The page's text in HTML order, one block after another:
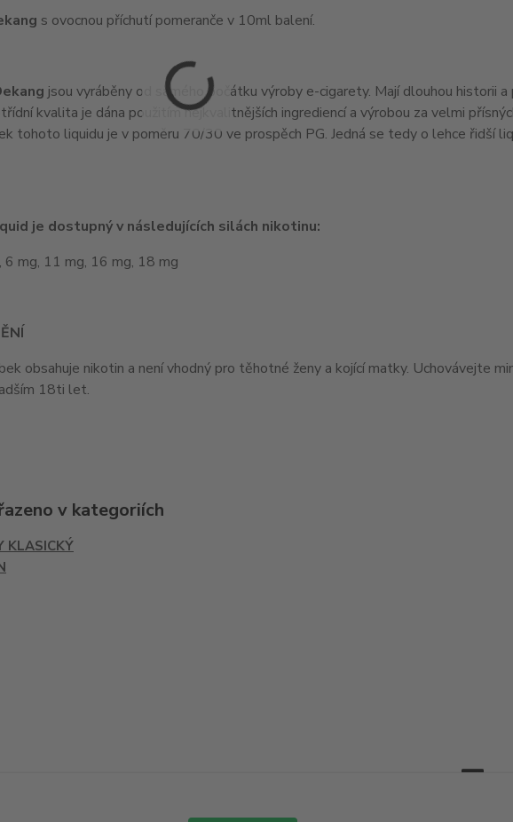
s ovocnou příchutí pomeranče v 10ml balení.
jsou vyráběny od samého počátku výroby e-cigarety. Mají dlouhou historii
kvalita je dána použitím nejkvalitnějších ingrediencí a výrobou za velmi
tohoto liquidu je v poměru 70/30 ve prospěch PG. Jedná se tedy o lehce řidší
je dostupný v následujících silách nikotinu:
6 mg, 11 mg, 16 mg, 18 mg
obsahuje nikotin a není vhodný pro těhotné ženy a kojící matky. Uchovávejte
18ti let.
v kategoriích
KLASICKÝ